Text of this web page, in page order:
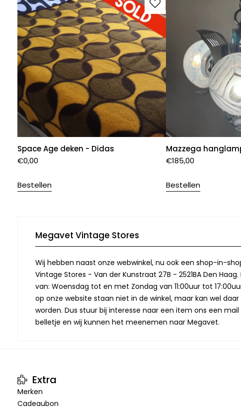
Space Age deken - Didas
€0,00
Bestellen
Mazzega
€185,00
Bestellen
Megavet Vintage Stores
Wij hebben naast onze webwinkel, nu ook een shop-in-
Vintage Stores - Van der Kunstraat 27B - 2521BA Den
van: Woensdag tot en met Zondag van 11:00uur tot
op onze website staan niet in de winkel, maar kan wel
worden. Dus stuur bij interesse naar een item ons een
belletje en wij kunnen het meenemen naar Megavet.
Extra
Merken
Cadeaubon